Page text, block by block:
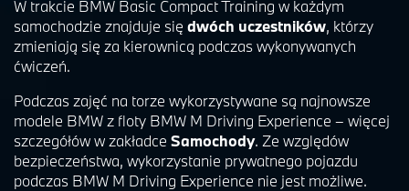
W trakcie BMW Basic Compact Training w każdym
samochodzie znajduje się dwóch uczestników, którzy
zmieniają się za kierownicą podczas wykonywanych
ćwiczeń.
Podczas zajęć na torze wykorzystywane są najnowsze
modele BMW z floty BMW M Driving Experience – więcej
szczegółów w zakładce Samochody. Ze względów
bezpieczeństwa, wykorzystanie prywatnego pojazdu
podczas BMW M Driving Experience nie jest możliwe.